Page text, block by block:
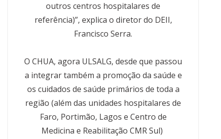
outros centros hospitalares de
referência)”, explica o diretor do DEII,
Francisco Serra.
O CHUA, agora ULSALG, desde que passou
a integrar também a promoção da saúde e
os cuidados de saúde primários de toda a
região (além das unidades hospitalares de
Faro, Portimão, Lagos e Centro de
Medicina e Reabilitação CMR Sul)